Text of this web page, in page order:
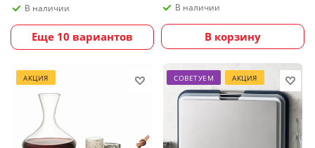
В наличии
Еще 10 вариантов
В наличии
В корзину
АКЦИЯ СОВЕТУЕМ АКЦИЯ